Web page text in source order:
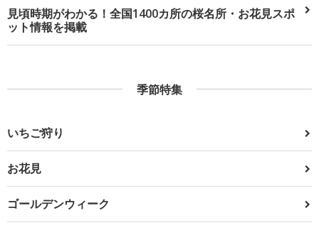
見頃時期がわかる！全国1400カ所の桜名所・お花見スポ
ット情報を掲載
季節特集
いちご狩り
お花見
ゴールデンウィーク